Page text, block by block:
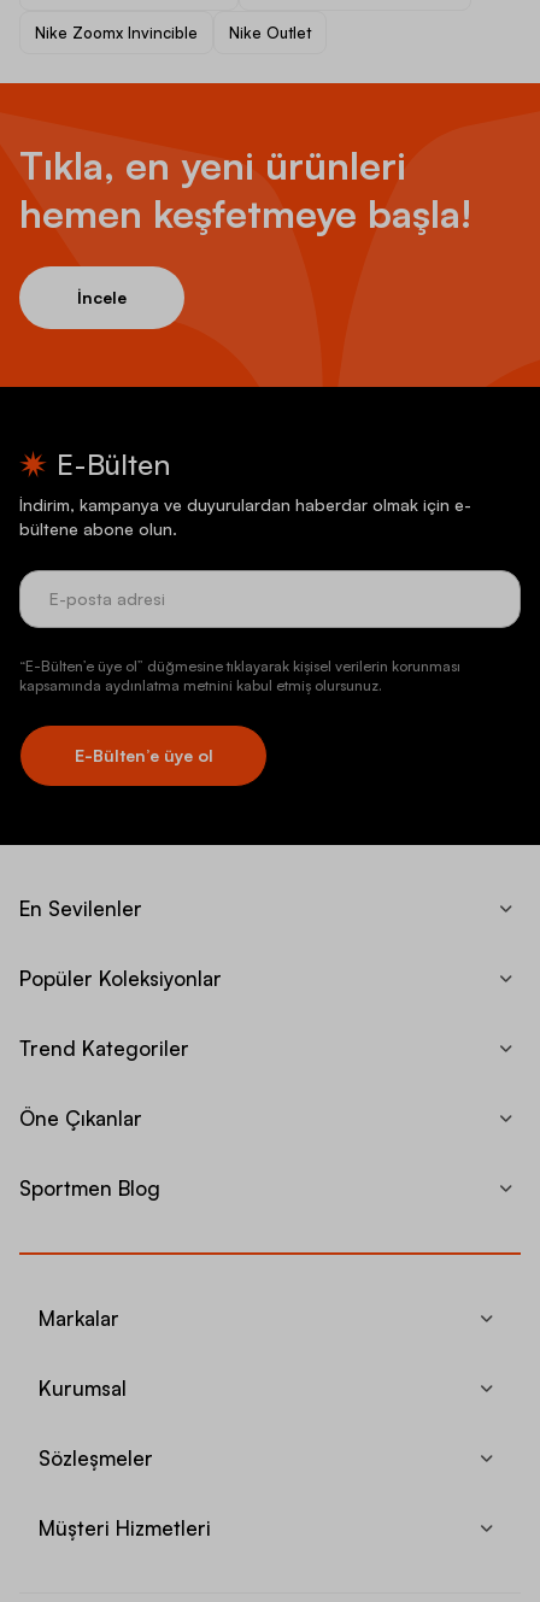
Nike Zoomx Invincible Nike Outlet
Tıkla, en yeni ürünleri
hemen keşfetmeye başla!
İncele
E-Bülten
İndirim, kampanya ve duyurulardan haberdar olmak için e-
bültene abone olun.
“E-Bülten’e üye ol” düğmesine tıklayarak kişisel verilerin korunması
kapsamında aydınlatma metnini kabul etmiş olursunuz.
E-Bülten’e üye ol
En Sevilenler
Popüler Koleksiyonlar
Trend Kategoriler
Öne Çıkanlar
Sportmen Blog
Markalar
Kurumsal
Sözleşmeler
Müşteri Hizmetleri